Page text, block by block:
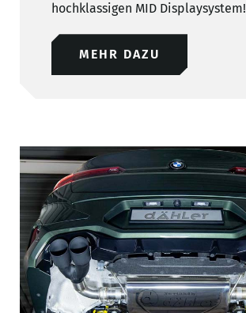
hochklassigen MID Displaysystem!
MEHR DAZU